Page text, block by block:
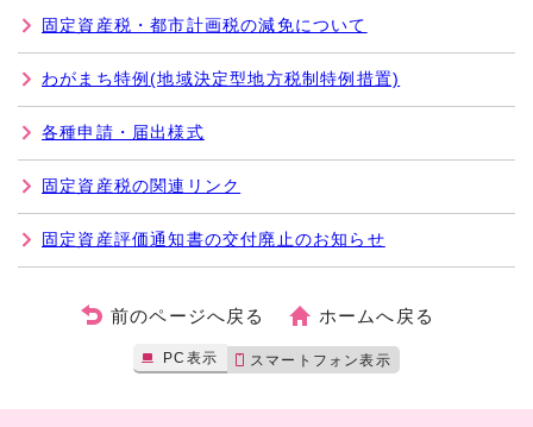
固定資産税・都市計画税の減免について
わがまち特例(地域決定型地方税制特例措置)
各種申請・届出様式
固定資産税の関連リンク
固定資産評価通知書の交付廃止のお知らせ
前のページへ戻る ホームへ戻る
PC表示 スマートフォン表示